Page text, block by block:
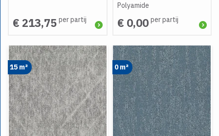
€ 213,75 per partij
Polyamide
€ 0,00 per partij
15 m² 0 m²